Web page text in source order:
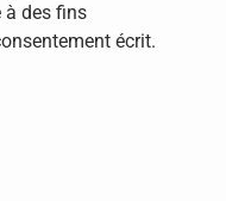
à des fins
écrit.